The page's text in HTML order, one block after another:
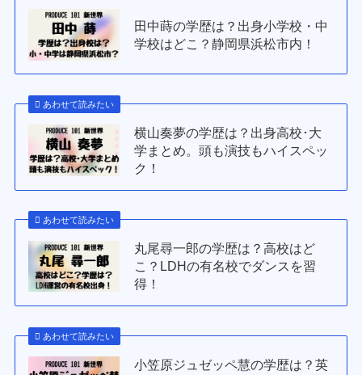
田中蒔の学歴は？出身小学校・中
学校はどこ？静岡県浜松市内！
あわせて読みたい
横山奏夢の学歴は？出身高校･大
学まとめ。頭も演技もハイスペッ
ク！
あわせて読みたい
丸尾尋一郎の学歴は？高校はど
こ？LDHの有名校でダンスを習
得！
あわせて読みたい
小笠原ジュゼッペ慧の学歴は？英